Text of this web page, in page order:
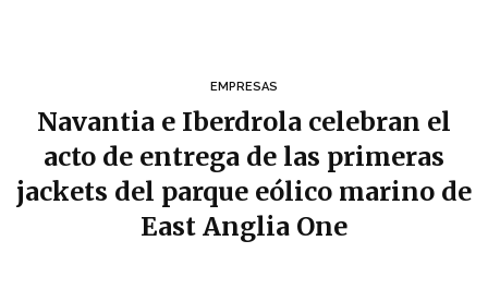
EMPRESAS
Navantia e Iberdrola celebran el
acto de entrega de las primeras
jackets del parque eólico marino de
East Anglia One